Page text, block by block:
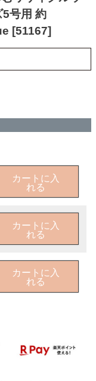
5号用 約
[51167]
カートに入
れる
カートに入
れる
カートに入
れる